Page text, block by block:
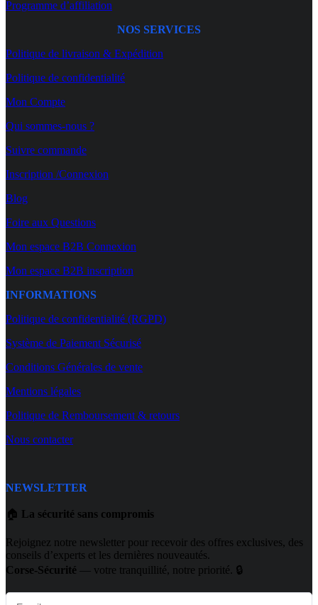
Programme d’affiliation
NOS SERVICES
Politique de livraison & Expédition
Politique de confidentialité
Mon Compte
Qui sommes-nous ?
Suivre commande
Inscription /Connexion
Blog
Foire aux Questions
Mon espace B2B Connexion
Mon espace B2B inscription
INFORMATIONS
Politique de confidentialité (RGPD)
Système de Paiement Sécurisé
Conditions Générales de vente
Mentions légales
Politique de Remboursement & retours
Nous contacter
NEWSLETTER
🏠 La sécurité sans compromis
Rejoignez notre newsletter pour recevoir des offres exclusives, des
conseils d’experts et les dernières nouveautés.
Corse-Sécurité — votre tranquillité, notre priorité. 🔒